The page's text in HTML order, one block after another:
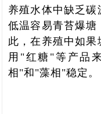
养殖水体中缺乏
低温容易青苔爆塘
此，在养殖中如
用"红糖"等产品
相"和"藻相"稳定。